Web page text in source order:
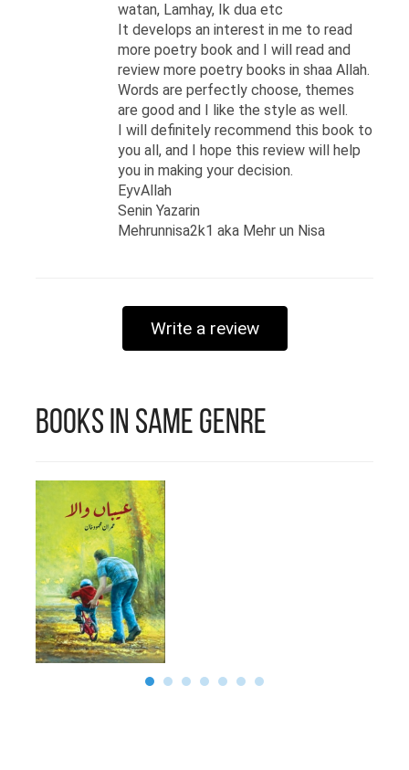
سے وابستہ ہو کر سماجی
بہبود اور تبدیلی کے سفر پر
گامزن ہو گئے۔ لگ بھگ
پچھلے سترہ سالوں سے چند
نمایاں قومی اور بین اقوامی
اداروں میں اہم عہدوں پر
اپنے فرائض سر انجام دینے کے
بَعْد ان دنوں ایک ملک گیر غیر
وابستہ ہیں۔ سعید پہلے
پاکستانی ہیں جنہوں نے
ہوئے ”کامن ویلتھ
نومینیشن ایوارڈ“ اور
”گورنمنٹ آف ملائیشیا
ایوارڈ“ حاصل کیا۔
پچھلی دو دہائیوں میں
لکھی گئی شاعری آپ کے
سامنے سعید کے شعری
مجموعہ ”توقّف“ کی صورت
میں حاضر ہے۔ اپنی
watan, Lamhay, Ik dua etc
It develops an interest in me to read
more poetry book and I will read and
review more poetry books in shaa Allah.
Words are perfectly choose, themes
are good and I like the style as well.
I will definitely recommend this book to
you all, and I hope this review will help
you in making your decision.
EyvAllah
Senin Yazarin
Mehrunnisa2k1 aka Mehr un Nisa
Write a review
Books in Same Genre